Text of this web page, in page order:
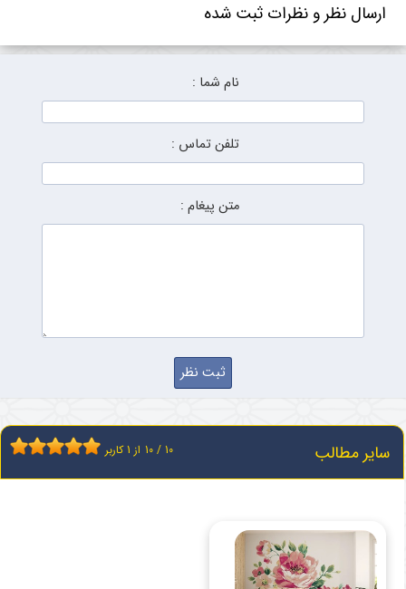
ارسال نظر و نظرات ثبت شده
نام شما :
تلفن تماس :
متن پیغام :
سایر مطالب 10 / 10 از 1کاربر